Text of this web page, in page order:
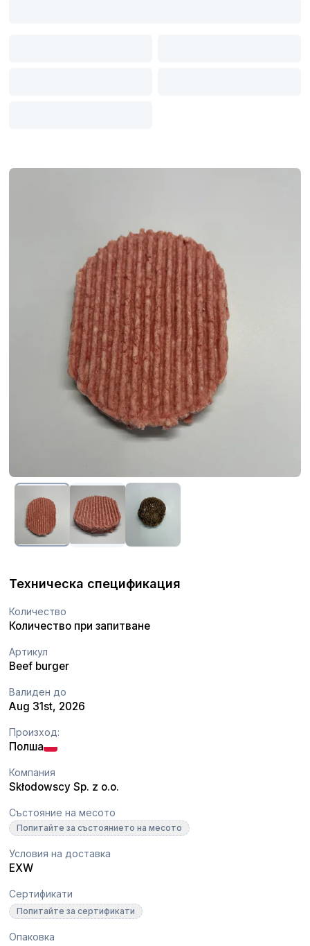
Техническа спецификация
Количество
Количество при запитване
Артикул
Beef burger
Валиден до
Aug 31st, 2026
Произход:
Полша
Компания
Skłodowscy Sp. z o.o.
Състояние на месото
Попитайте за състоянието на месото
Условия на доставка
EXW
Сертификати
Попитайте за сертификати
Опаковка